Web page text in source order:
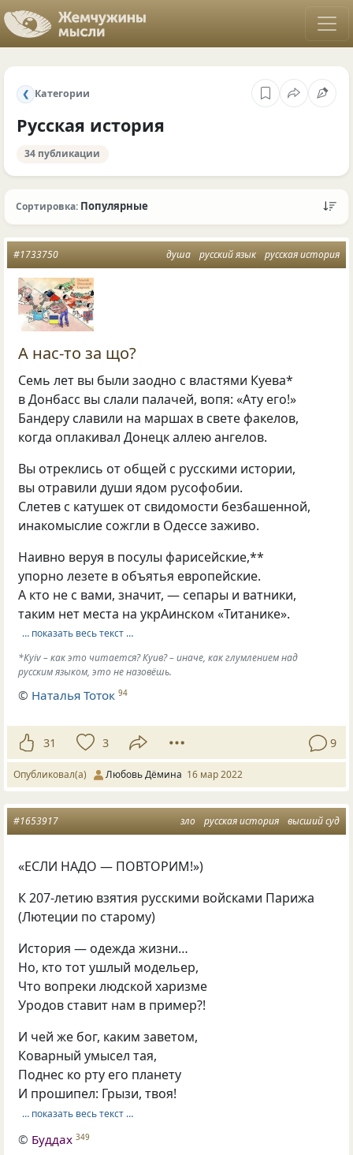
❮ Категории
Русская история
34 публикации
Сортировка: Популярные
душа русский язык русская история
#1733750
А нас-то за що?
Семь лет вы были заодно с властями Куева*
в Донбасс вы слали палачей, вопя: «Ату его!»
Бандеру славили на маршах в свете факелов,
когда оплакивал Донецк аллею ангелов.
Вы отреклись от общей с русскими истории,
вы отравили души ядом русофобии.
Слетев с катушек от свидомости безбашенной,
инакомыслие сожгли в Одессе заживо.
Наивно веруя в посулы фарисейские,**
упорно лезете в объятья европейские.
А кто не с вами, значит, — сепары и ватники,
таким нет места на укрАинском «Титанике».
… показать весь текст …
*Куiv – как это читается? Куив? – иначе, как глумлением над
русским языком, это не назовёшь.
© Наталья Тоток 94
31 3 9
Опубликовал(а) Любовь Дёмина 16 мар 2022
зло русская история высший суд
#1653917
«ЕСЛИ НАДО — ПОВТОРИМ!»)
К 207-летию взятия русскими войсками Парижа
(Лютеции по старому)
История — одежда жизни…
Но, кто тот ушлый модельер,
Что вопреки людской харизме
Уродов ставит нам в пример?!
И чей же бог, каким заветом,
Коварный умысел тая,
Поднес ко рту его планету
И прошипел: Грызи, твоя!
… показать весь текст …
© Буддах 349